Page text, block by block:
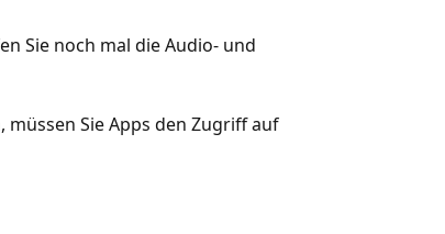
Sie noch mal die Audio- und
Sie Apps den Zugriff auf